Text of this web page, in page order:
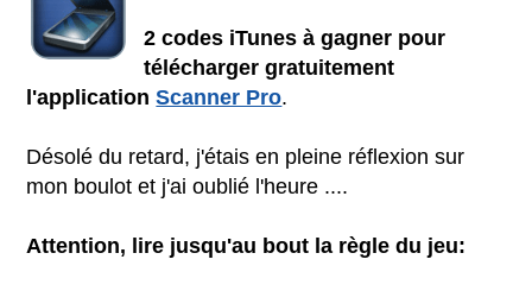
2 codes iTunes à gagner pour
télécharger gratuitement
l'applicationScanner Pro.
Désolé du retard, j'étais en pleine réflexion sur
mon boulot et j'ai oublié l'heure ....
Attention, lire jusqu'au bout la règle du jeu: